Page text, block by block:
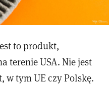
to produkt,
terenie USA. Nie jest
w tym UE czy Polskę.